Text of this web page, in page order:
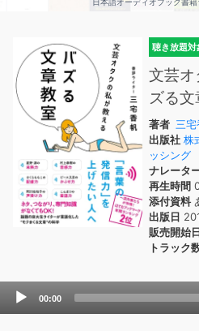
聴き放題対
文芸
ズる
著者 三
出版社 株
ッシング
ナレータ
再生時間
添付資料
出版日
販売開始
トラック
Audio
00:00